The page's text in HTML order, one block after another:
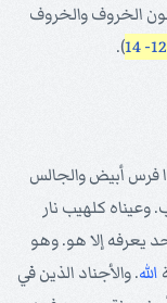
الخروف والخروف
).
فرس أبيض والجالس
كلهيب نار
يعرفه إلا هو. وهو
الله. والأجناد الذين في